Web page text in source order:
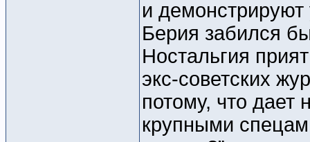
и
Берия забился
Ностальгия
экс-советских
потому, что дает
крупными